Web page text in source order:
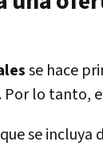
se hace
lo tanto,
se incluya